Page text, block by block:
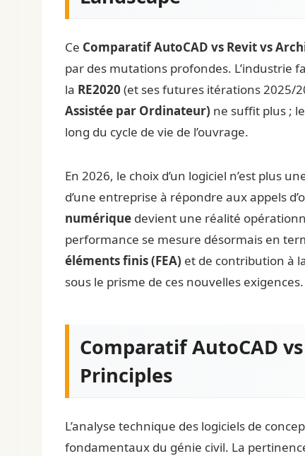
Ce Comparatif AutoCAD vs Revit vs
par des mutations profondes. L’industrie
la RE2020 (et ses futures itérations 2025/
Assistée par Ordinateur) ne suffit plus ;
long du cycle de vie de l’ouvrage.
En 2026, le choix d’un logiciel n’est plus
d’une entreprise à répondre aux appels
numérique devient une réalité
performance se mesure désormais en
éléments finis (FEA) et de contribution à
sous le prisme de ces nouvelles exigences.
Comparatif AutoCAD
Principles
L’analyse technique des logiciels de
fondamentaux du génie civil. La